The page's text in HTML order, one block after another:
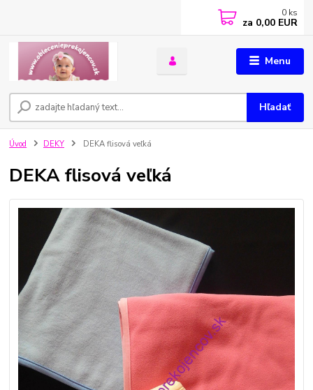
Menu
Hľadať
0 ks
za 0,00 EUR
Úvod DEKY DEKA flisová veľká
DEKA flisová veľká